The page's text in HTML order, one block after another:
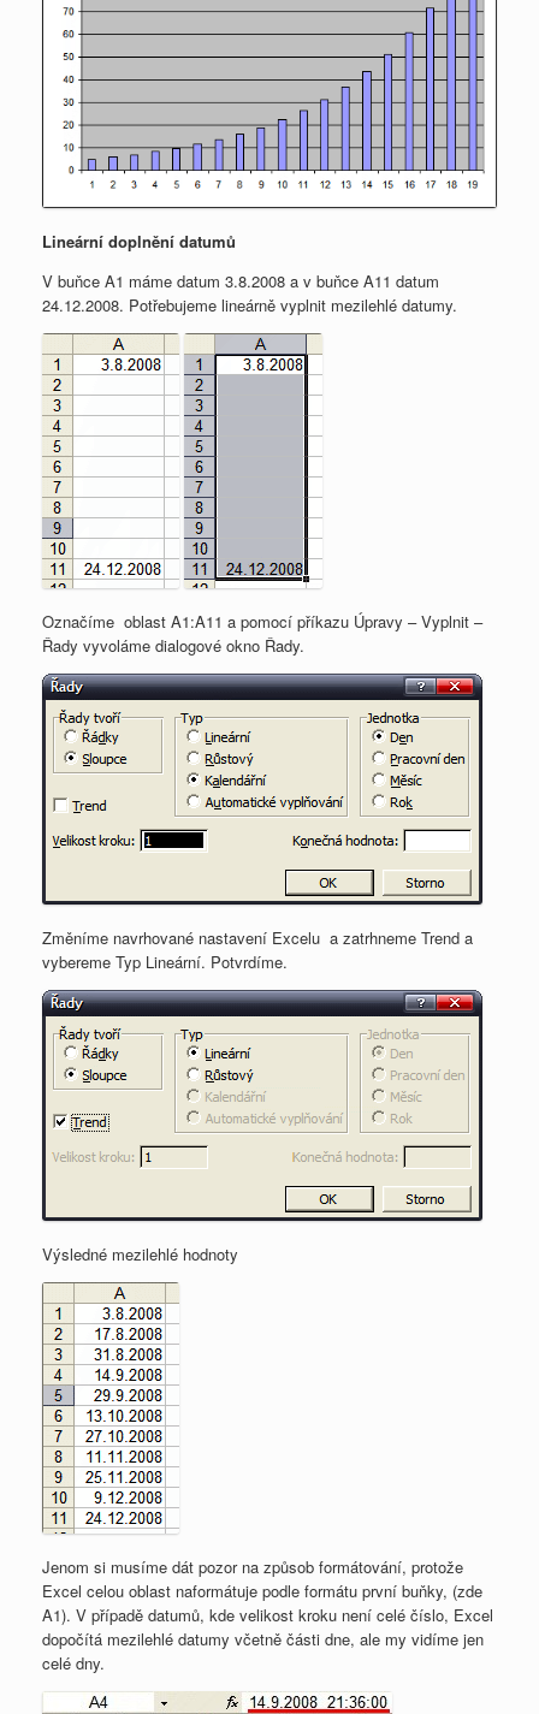
Lineární doplnění datumů
V buňce A1 máme datum 3.8.2008 a v buňce A11 datum
24.12.2008. Potřebujeme lineárně vyplnit mezilehlé datumy.
Označíme oblast A1:A11 a pomocí příkazu Úpravy – Vyplnit –
Řady vyvoláme dialogové okno Řady.
Změníme navrhované nastavení Excelu a zatrhneme Trend a
vybereme Typ Lineární. Potvrdíme.
Výsledné mezilehlé hodnoty
Jenom si musíme dát pozor na způsob formátování, protože
Excel celou oblast naformátuje podle formátu první buňky, (zde
A1). V případě datumů, kde velikost kroku není celé číslo, Excel
dopočítá mezilehlé datumy včetně části dne, ale my vidíme jen
celé dny.